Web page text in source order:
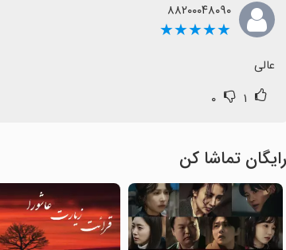
۸۸۲۰۰۰۴۸۰۹۰
★★★★★
عالی
۱ ۰
رایگان تماشا کن